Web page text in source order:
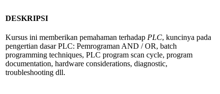
DESKRIPSI
Kursus ini memberikan pemahaman terhadap PLC, kuncinya pada
pengertian dasar PLC: Pemrograman AND / OR, batch
programming techniques, PLC program scan cycle, program
documentation, hardware considerations, diagnostic,
troubleshooting dll.